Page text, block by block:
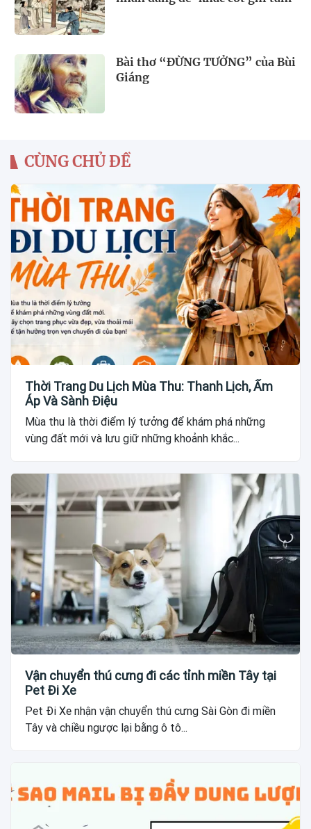
Bài thơ “ĐỪNG TƯỞNG” của Bùi
Giáng
CÙNG CHỦ ĐỀ
Thời Trang Du Lịch Mùa Thu: Thanh Lịch, Ấm
Áp Và Sành Điệu
Mùa thu là thời điểm lý tưởng để khám phá những
vùng đất mới và lưu giữ những khoảnh khắc...
Vận chuyển thú cưng đi các tỉnh miền Tây tại
Pet Đi Xe
Pet Đi Xe nhận vận chuyển thú cưng Sài Gòn đi miền
Tây và chiều ngược lại bằng ô tô...